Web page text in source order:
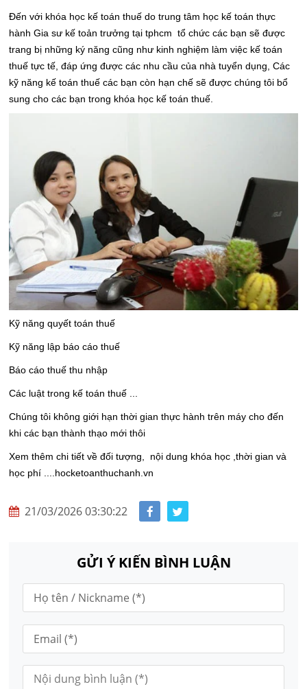
Đến với khóa học kế toán thuế do trung tâm học kế toán thực
hành Gia sư kế toản trưởng tại tphcm tổ chức các bạn sẽ được
trang bị những ký năng cũng như kinh nghiệm làm việc kế toán
thuế tực tế, đáp ứng được các nhu cầu của nhà tuyển dụng, Các
kỹ năng kế toán thuế các bạn còn hạn chế sẽ được chúng tôi bổ
sung cho các bạn trong khóa học kế toán thuế.
Kỹ năng quyết toán thuế
Kỹ năng lập báo cáo thuế
Báo cáo thuế thu nhập
Các luật trong kế toán thuế ...
Chúng tôi không giới hạn thời gian thực hành trên máy cho đến
khi các bạn thành thạo mới thôi
Xem thêm chi tiết về đối tượng, nội dung khóa học ,thời gian và
học phí ....hocketoanthuchanh.vn
21/03/2026 03:30:22
GỬI Ý KIẾN BÌNH LUẬN